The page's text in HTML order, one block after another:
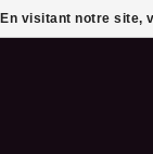
En visitant notre site,